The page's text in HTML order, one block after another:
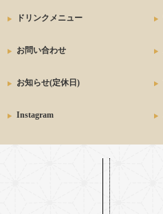
ドリンクメニュー
お問い合わせ
お知らせ(定休日)
Instagram